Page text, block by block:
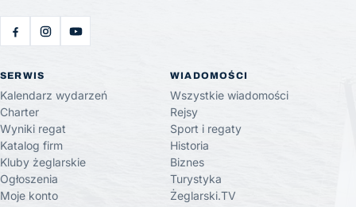
SERWIS
Kalendarz wydarzeń
Charter
Wyniki regat
Katalog firm
Kluby żeglarskie
Ogłoszenia
Moje konto
WIADOMOŚCI
Wszystkie wiadomości
Rejsy
Sport i regaty
Historia
Biznes
Turystyka
Żeglarski.TV